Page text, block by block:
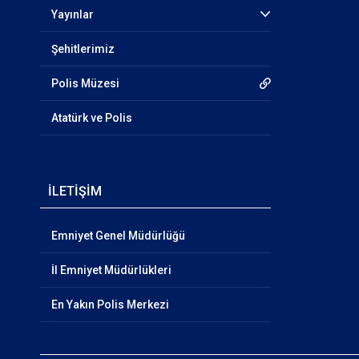
Yayınlar
Şehitlerimiz
Polis Müzesi
Atatürk ve Polis
İLETİŞİM
Emniyet Genel Müdürlüğü
İl Emniyet Müdürlükleri
En Yakın Polis Merkezi